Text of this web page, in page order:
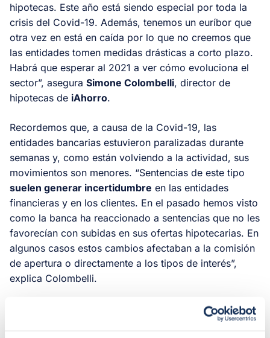
hipotecas. Este año está siendo especial por toda la
crisis del Covid-19. Además, tenemos un euríbor que
otra vez en está en caída por lo que no creemos que
las entidades tomen medidas drásticas a corto plazo.
Habrá que esperar al 2021 a ver cómo evoluciona el
sector”, asegura Simone Colombelli, director de
hipotecas de iAhorro.
Recordemos que, a causa de la Covid-19, las
entidades bancarias estuvieron paralizadas durante
semanas y, como están volviendo a la actividad, sus
movimientos son menores. “Sentencias de este tipo
suelen generar incertidumbre en las entidades
financieras y en los clientes. En el pasado hemos visto
como la banca ha reaccionado a sentencias que no les
favorecían con subidas en sus ofertas hipotecarias. En
algunos casos estos cambios afectaban a la comisión
de apertura o directamente a los tipos de interés”,
explica Colombelli.
iAhorroadvierte
que, como las entidades tienen que compensar las